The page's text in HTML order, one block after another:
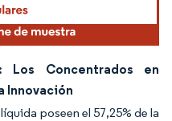
Los Concentrados en
Innovación
poseen el 57,25% de la